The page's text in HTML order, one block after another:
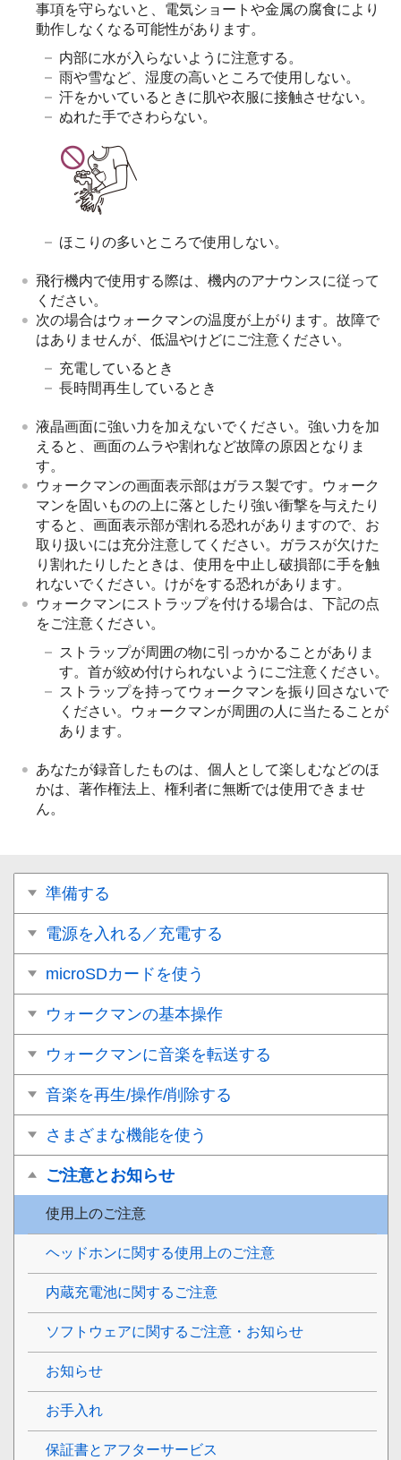
事項を守らないと、電気ショートや金属の腐食により
動作しなくなる可能性があります。
内部に水が入らないように注意する。
雨や雪など、湿度の高いところで使用しない。
汗をかいているときに肌や衣服に接触させない。
ぬれた手でさわらない。
ほこりの多いところで使用しない。
飛行機内で使用する際は、機内のアナウンスに従って
ください。
次の場合はウォークマンの温度が上がります。故障で
はありませんが、低温やけどにご注意ください。
充電しているとき
長時間再生しているとき
液晶画面に強い力を加えないでください。強い力を加
えると、画面のムラや割れなど故障の原因となりま
す。
ウォークマンの画面表示部はガラス製です。ウォーク
マンを固いものの上に落としたり強い衝撃を与えたり
すると、画面表示部が割れる恐れがありますので、お
取り扱いには充分注意してください。ガラスが欠けた
り割れたりしたときは、使用を中止し破損部に手を触
れないでください。けがをする恐れがあります。
ウォークマンにストラップを付ける場合は、下記の点
をご注意ください。
ストラップが周囲の物に引っかかることがありま
す。首が絞め付けられないようにご注意ください。
ストラップを持ってウォークマンを振り回さないで
ください。ウォークマンが周囲の人に当たることが
あります。
あなたが録音したものは、個人として楽しむなどのほ
かは、著作権法上、権利者に無断では使用できませ
ん。
準備する
電源を入れる／充電する
microSDカードを使う
ウォークマンの基本操作
ウォークマンに音楽を転送する
音楽を再生/操作/削除する
さまざまな機能を使う
ご注意とお知らせ
使用上のご注意
ヘッドホンに関する使用上のご注意
内蔵充電池に関するご注意
ソフトウェアに関するご注意・お知らせ
お知らせ
お手入れ
保証書とアフターサービス